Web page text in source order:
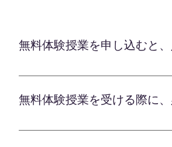
無料体験授業を申し込むと
オンライン学習塾のLafの無料
要はございませんので、 まず
を最大限に伸ばすべく、 全力
無料体験授業を受ける際に
オンライン学習塾のLafの無料